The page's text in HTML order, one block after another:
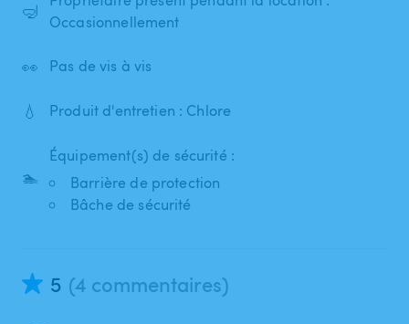
🤿
Occasionnellement
👀 Pas de vis à vis
💧 Produit d'entretien : Chlore
🏊
Équipement(s) de sécurité :
Barrière de protection
Bâche de sécurité
5 (4 commentaires)